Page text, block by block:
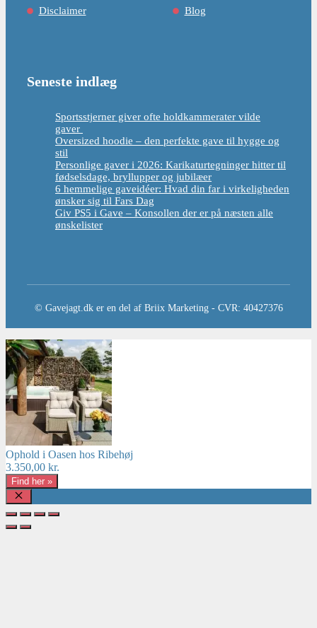
Disclaimer
Blog
Seneste indlæg
Sportsstjerner giver ofte holdkammerater vilde
gaver
Oversized hoodie – den perfekte gave til hygge og
stil
Personlige gaver i 2026: Karikaturtegninger hitter til
fødselsdage, bryllupper og jubilæer
6 hemmelige gaveidéer: Hvad din far i virkeligheden
ønsker sig til Fars Dag
Giv PS5 i Gave – Konsollen der er på næsten alle
ønskelister
© Gavejagt.dk er en del af Briix Marketing - CVR: 40427376
Ophold i Oasen hos Ribehøj
3.350,00 kr.
Find her »
Luk